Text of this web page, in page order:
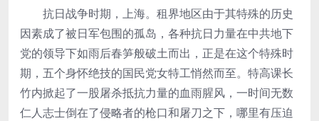
抗日战争时期，上海。租界地区由于其特殊的历史
因素成了被日军包围的孤岛，各种抗日力量在中共地下
党的领导下如雨后春笋般破土而出，正是在这个特殊时
期，五个身怀绝技的国民党女特工悄然而至。特高课长
竹内掀起了一股屠杀抵抗力量的血雨腥风，一时间无数
仁人志士倒在了侵略者的枪口和屠刀之下，哪里有压迫